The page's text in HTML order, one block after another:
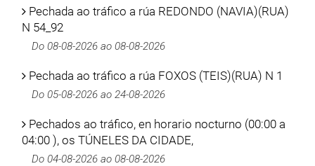
Pechada ao tráfico a rúa REDONDO (NAVIA)(RUA)
N 54_92
Do 08-08-2026 ao 08-08-2026
Pechada ao tráfico a rúa FOXOS (TEIS)(RUA) N 1
Do 05-08-2026 ao 24-08-2026
Pechados ao tráfico, en horario nocturno (00:00 a
04:00 ), os TÚNELES DA CIDADE,
Do 04-08-2026 ao 08-08-2026